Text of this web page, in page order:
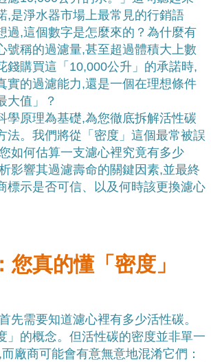
,是淨水器市場上最常見的行銷語
過,這個數字是怎麼來的？為什麼有
號稱的過濾量,甚至超過體積大上數
錢購買這「10,000公升」的承諾時,
實的過濾能力,還是一個在理想條件
大值」？
學原理為基礎,為您徹底拆解活性碳
法。我們將從「密度」這個最常被誤
如何估算一支濾心裡究竟有多少
影響其過濾壽命的關鍵因素,並最終
標示是否可信、以及何時該更換濾心
您真的懂「密度」
先需要知道濾心裡有多少活性碳。
」的概念。但活性碳的密度並非單一
廠商可能會有意無意地混淆它們：